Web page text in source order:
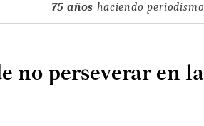
75 años haciendo periodismo
no perseverar